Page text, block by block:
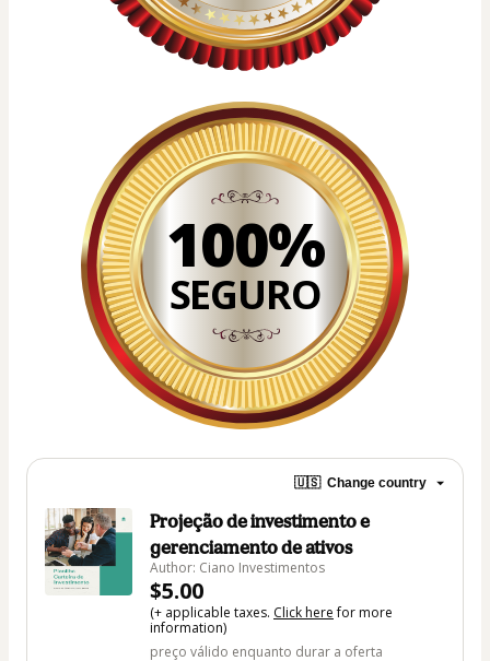
100%
SEGURO
🇺🇸 Change country
Projeção de investimento e
gerenciamento de ativos
Author: Ciano Investimentos
$5.00
(+ applicable taxes. Click herefor more
information)
preço válido enquanto durar a oferta